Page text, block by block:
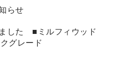
らせ
ました ■ミルフィウッド
グレード